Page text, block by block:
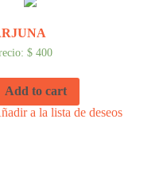
$400
Add to cart
a la lista de deseos